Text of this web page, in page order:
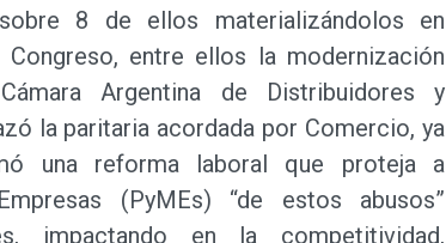
8 de ellos materializándolos en
entre ellos la modernización
Argentina de Distribuidores y
la paritaria acordada por Comercio, ya
una reforma laboral que proteja a
(PyMEs) “de estos abusos”
impactando en la competitividad,